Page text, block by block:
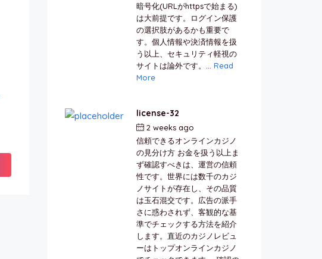
暗号化(URLがhttpsで始まる)
は大前提です。ログイン保護
の選択肢があるかも重要で
す。個人情報や決済情報を扱
う以上、セキュリティ軽視の
サイトは論外です。... Read
More
license-32
2 weeks ago
信頼できるオンラインカジノ
の見分け方 お金を扱う以上ま
ず確認すべきは、運営の信頼
性です。世界には数千のカジ
ノサイトが存在し、その品質
は玉石混交です。広告の派手
さに惑わされず、客観的な基
準でチェックする方法を紹介
します。直近のカジノレビュ
ーはトップオンラインカジノ